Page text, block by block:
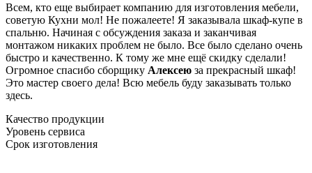
Всем, кто еще выбирает компанию для изготовления мебели,
советую Кухни мол! Не пожалеете! Я заказывала шкаф-купе в
спальню. Начиная с обсуждения заказа и заканчивая
монтажом никаких проблем не было. Все было сделано очень
быстро и качественно. К тому же мне ещё скидку сделали!
Огромное спасибо сборщику Алексею за прекрасный шкаф!
Это мастер своего дела! Всю мебель буду заказывать только
здесь.
Качество продукции
Уровень сервиса
Срок изготовления